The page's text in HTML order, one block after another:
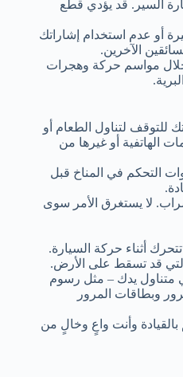
لتناول الطعام أو
الهاتفية أو غيرها من
التحكم في المناخ قبل
لا يستغرق الأمر سوى
أثناء حركة السيارة.
التي قد تسقط على الأرض.
متناول يدك – مثل رسوم
وبطاقات المرور
بالقيادة وأنت واعٍ وخالٍ من
السير. قد يؤدي قطع
أو عدم استخدام إشاراتك
الآخرين.
خلال مواسم حركة وهجرات